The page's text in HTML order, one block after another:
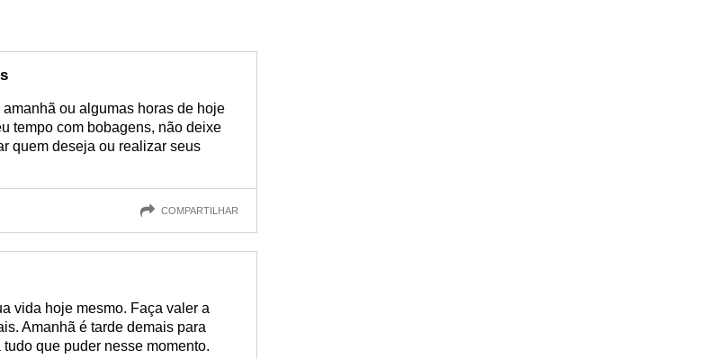
ou algumas horas de hoje
tempo com bobagens, não deixe
quem deseja ou realizar seus
COMPARTILHAR
vida hoje mesmo. Faça valer a
Amanhã é tarde demais para
que puder nesse momento.